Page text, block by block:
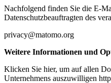
Nachfolgend finden Sie die E-
Datenschutzbeauftragten des
privacy@matomo.org
Weitere Informationen und
Klicken Sie hier, um auf allen
Unternehmens auszuwilligen